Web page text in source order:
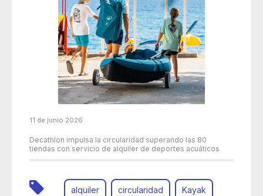
11 de junio 2026
Decathlon impulsa la circularidad superando las 80
tiendas con servicio de alquiler de deportes acuáticos
alquiler circularidad Kayak